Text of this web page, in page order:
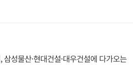
성물산·현대건설·대우건설에 다가오는